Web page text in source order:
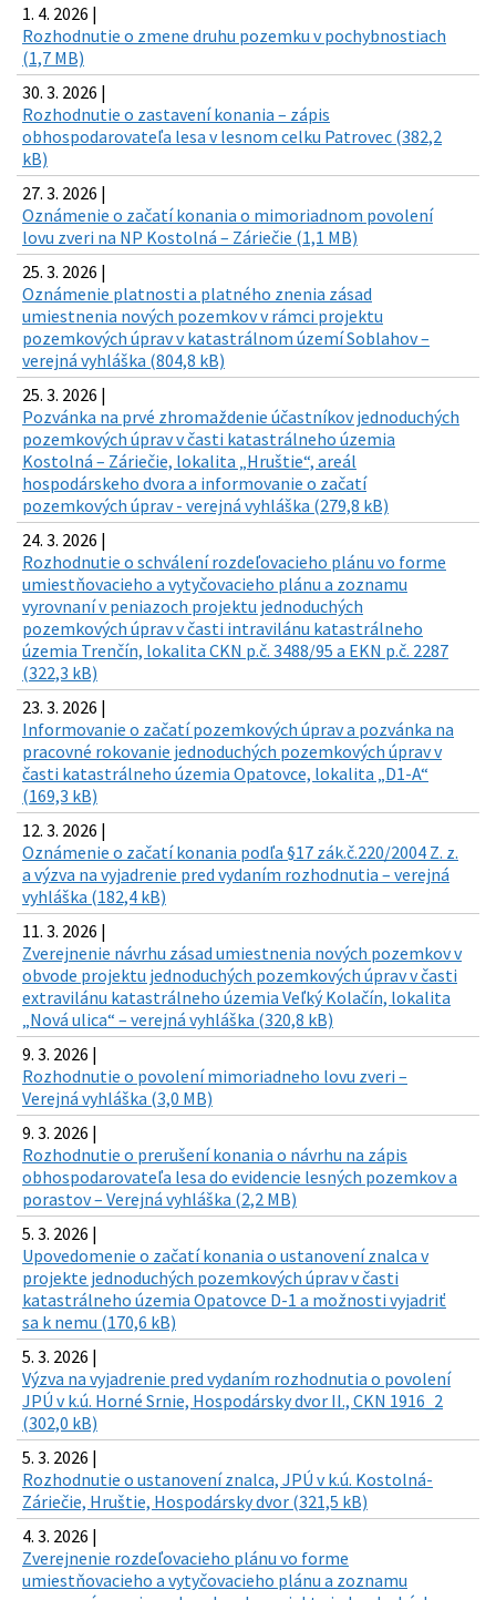
1. 4. 2026 |
Rozhodnutie o zmene druhu pozemku v pochybnostiach
(1,7 MB)
30. 3. 2026 |
Rozhodnutie o zastavení konania – zápis
obhospodarovateľa lesa v lesnom celku Patrovec (382,2
kB)
27. 3. 2026 |
Oznámenie o začatí konania o mimoriadnom povolení
lovu zveri na NP Kostolná – Záriečie (1,1 MB)
25. 3. 2026 |
Oznámenie platnosti a platného znenia zásad
umiestnenia nových pozemkov v rámci projektu
pozemkových úprav v katastrálnom území Soblahov –
verejná vyhláška (804,8 kB)
25. 3. 2026 |
Pozvánka na prvé zhromaždenie účastníkov jednoduchých
pozemkových úprav v časti katastrálneho územia
Kostolná – Záriečie, lokalita „Hruštie“, areál
hospodárskeho dvora a informovanie o začatí
pozemkových úprav - verejná vyhláška (279,8 kB)
24. 3. 2026 |
Rozhodnutie o schválení rozdeľovacieho plánu vo forme
umiestňovacieho a vytyčovacieho plánu a zoznamu
vyrovnaní v peniazoch projektu jednoduchých
pozemkových úprav v časti intravilánu katastrálneho
územia Trenčín, lokalita CKN p.č. 3488/95 a EKN p.č. 2287
(322,3 kB)
23. 3. 2026 |
Informovanie o začatí pozemkových úprav a pozvánka na
pracovné rokovanie jednoduchých pozemkových úprav v
časti katastrálneho územia Opatovce, lokalita „D1-A“
(169,3 kB)
12. 3. 2026 |
Oznámenie o začatí konania podľa §17 zák.č.220/2004 Z. z.
a výzva na vyjadrenie pred vydaním rozhodnutia – verejná
vyhláška (182,4 kB)
11. 3. 2026 |
Zverejnenie návrhu zásad umiestnenia nových pozemkov v
obvode projektu jednoduchých pozemkových úprav v časti
extravilánu katastrálneho územia Veľký Kolačín, lokalita
„Nová ulica“ – verejná vyhláška (320,8 kB)
9. 3. 2026 |
Rozhodnutie o povolení mimoriadneho lovu zveri –
Verejná vyhláška (3,0 MB)
9. 3. 2026 |
Rozhodnutie o prerušení konania o návrhu na zápis
obhospodarovateľa lesa do evidencie lesných pozemkov a
porastov – Verejná vyhláška (2,2 MB)
5. 3. 2026 |
Upovedomenie o začatí konania o ustanovení znalca v
projekte jednoduchých pozemkových úprav v časti
katastrálneho územia Opatovce D-1 a možnosti vyjadriť
sa k nemu (170,6 kB)
5. 3. 2026 |
Výzva na vyjadrenie pred vydaním rozhodnutia o povolení
JPÚ v k.ú. Horné Srnie, Hospodársky dvor II., CKN 1916_2
(302,0 kB)
5. 3. 2026 |
Rozhodnutie o ustanovení znalca, JPÚ v k.ú. Kostolná-
Záriečie, Hruštie, Hospodársky dvor (321,5 kB)
4. 3. 2026 |
Zverejnenie rozdeľovacieho plánu vo forme
umiestňovacieho a vytyčovacieho plánu a zoznamu